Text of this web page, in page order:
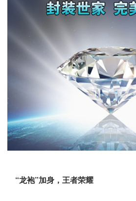
“龙袍”加身，王者荣耀